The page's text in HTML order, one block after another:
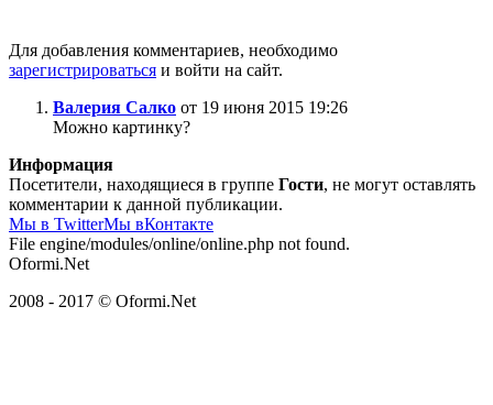
Для добавления комментариев, необходимо
зарегистрироваться и войти на сайт.
Валерия Салко от 19 июня 2015 19:26
Можно картинку?
Информация
Посетители, находящиеся в группе Гости, не могут оставлять
комментарии к данной публикации.
Мы в TwitterМы вКонтакте
File engine/modules/online/online.php not found.
Oformi.Net
2008 - 2017 © Oformi.Net